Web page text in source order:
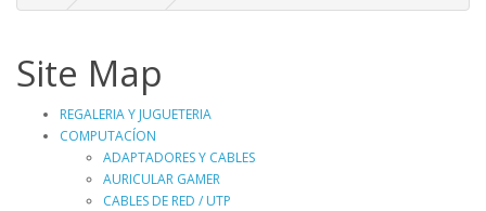
Site Map
REGALERIA Y JUGUETERIA
COMPUTACÍON
ADAPTADORES Y CABLES
AURICULAR GAMER
CABLES DE RED / UTP